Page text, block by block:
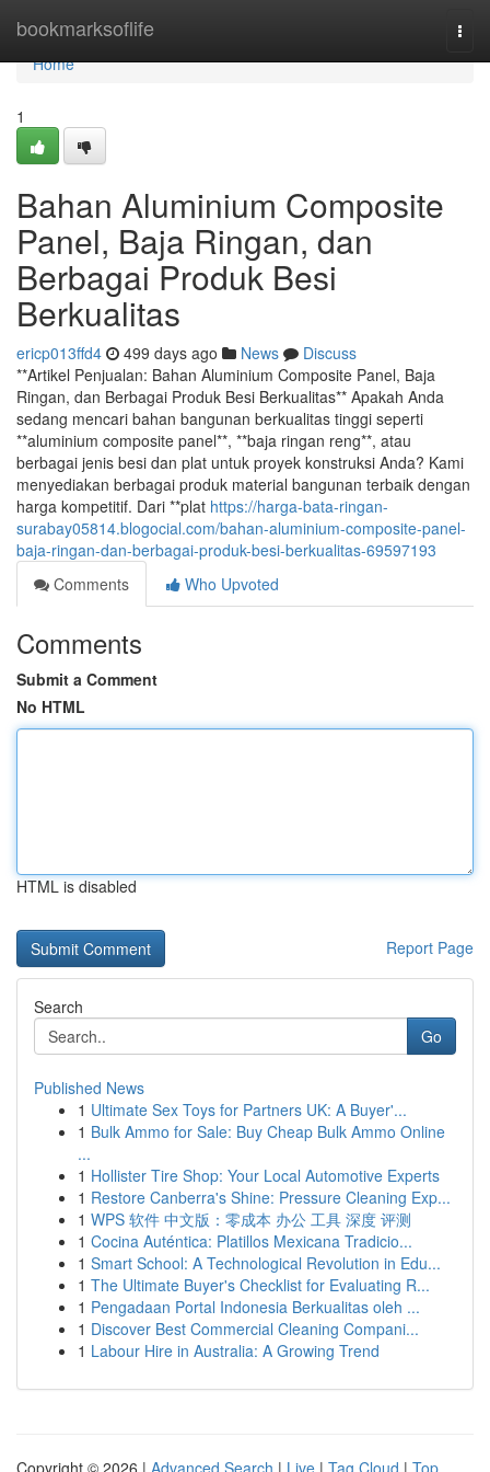
bookmarksoflife
Home
Home
1
Bahan Aluminium Composite
Panel, Baja Ringan, dan
Berbagai Produk Besi
Berkualitas
ericp013ffd4 499 days ago News
Discuss
**Artikel Penjualan: Bahan Aluminium Composite Panel, Baja
Ringan, dan Berbagai Produk Besi Berkualitas** Apakah Anda
sedang mencari bahan bangunan berkualitas tinggi seperti
**aluminium composite panel**, **baja ringan reng**, atau
berbagai jenis besi dan plat untuk proyek konstruksi Anda? Kami
menyediakan berbagai produk material bangunan terbaik dengan
harga kompetitif. Dari **plat https://harga-bata-ringan-
surabay05814.blogocial.com/bahan-aluminium-composite-panel-
baja-ringan-dan-berbagai-produk-besi-berkualitas-69597193
Comments
Who Upvoted
Comments
Submit a Comment
No HTML
HTML is disabled
Report Page
Search
Go
Published News
1 Ultimate Sex Toys for Partners UK: A Buyer'...
1 Bulk Ammo for Sale: Buy Cheap Bulk Ammo Online
...
1 Hollister Tire Shop: Your Local Automotive Experts
1 Restore Canberra's Shine: Pressure Cleaning Exp...
1 WPS 软件 中文版：零成本 办公 工具 深度 评测
1 Cocina Auténtica: Platillos Mexicana Tradicio...
1 Smart School: A Technological Revolution in Edu...
1 The Ultimate Buyer's Checklist for Evaluating R...
1 Pengadaan Portal Indonesia Berkualitas oleh ...
1 Discover Best Commercial Cleaning Compani...
1 Labour Hire in Australia: A Growing Trend
Copyright © 2026 | Advanced Search | Live | Tag Cloud | Top